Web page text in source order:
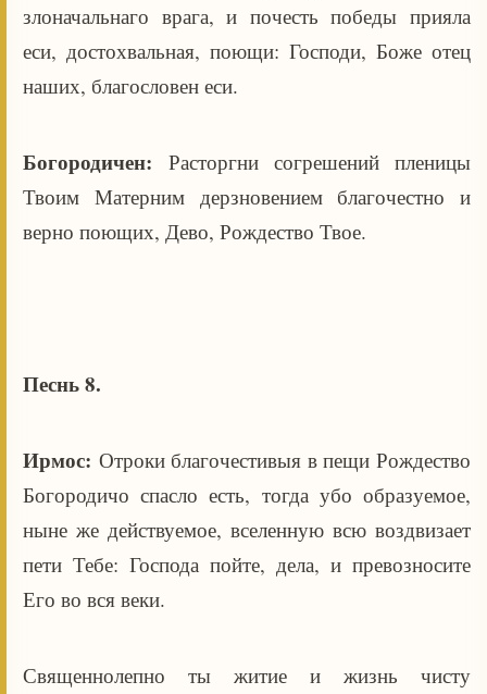
злоначальнаго врага, и почесть победы прияла
еси, достохвальная, поющи: Господи, Боже отец
наших, благословен еси.
Богородичен: Расторгни согрешений пленицы
Твоим Матерним дерзновением благочестно и
верно поющих, Дево, Рождество Твое.
Песнь 8.
Ирмос: Отроки благочестивыя в пещи Рождество
Богородичо спасло есть, тогда убо образуемое,
ныне же действуемое, вселенную всю воздвизает
пети Тебе: Господа пойте, дела, и превозносите
Его во вся веки.
Священнолепно ты житие и жизнь чисту